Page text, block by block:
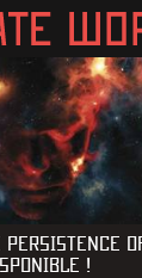
PERSISTENCE
!